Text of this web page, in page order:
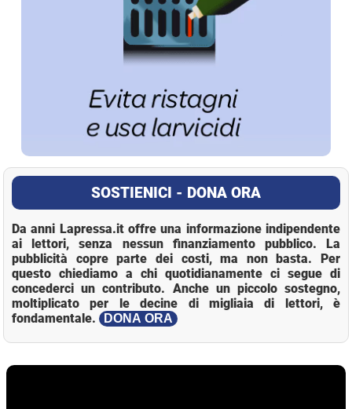
SOSTIENICI - DONA ORA
Da anni Lapressa.it offre una informazione indipendente
ai lettori, senza nessun finanziamento pubblico. La
pubblicità copre parte dei costi, ma non basta. Per
questo chiediamo a chi quotidianamente ci segue di
concederci un contributo. Anche un piccolo sostegno,
moltiplicato per le decine di migliaia di lettori, è
fondamentale.
DONA ORA